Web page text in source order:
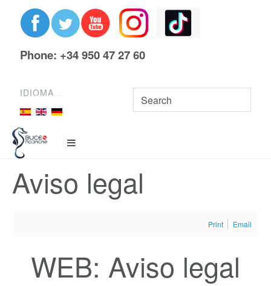
Phone: +34 950 47 27 60
IDIOMA
Aviso legal
Print Email
WEB: Aviso legal